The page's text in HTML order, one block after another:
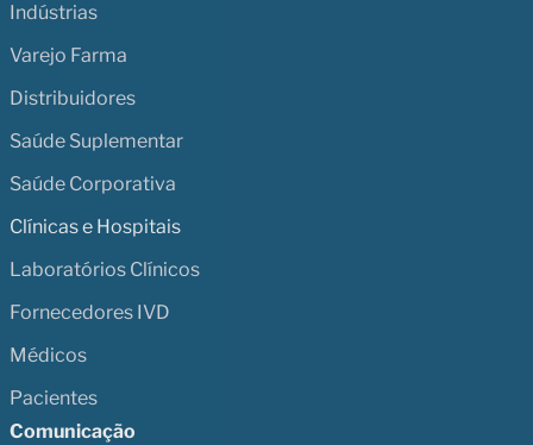
Indústrias
Varejo Farma
Distribuidores
Saúde Suplementar
Saúde Corporativa
Clínicas e Hospitais
Laboratórios Clínicos
Fornecedores IVD
Médicos
Pacientes
Comunicação